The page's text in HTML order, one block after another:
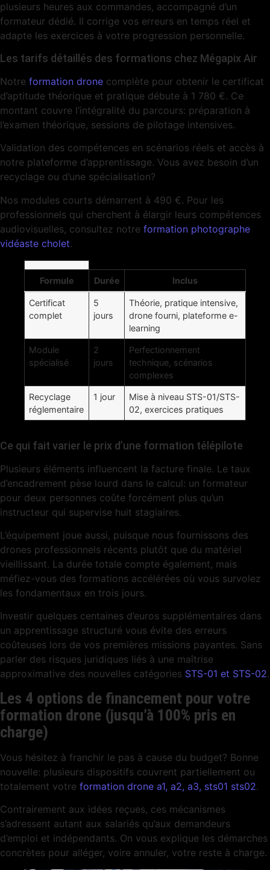
plusieurs heures aux commandes, accompagné d’un
formateur dédié. Il corrige vos erreurs en temps réel et
adapte les exercices à votre progression personnelle.
Les tarifs détaillés des formations chez Mégapix Air
Notre formation drone complète pour obtenir le certificat
d’aptitude théorique et pratique débute à 1 780 €. Ce
montant couvre l’intégralité du parcours: préparation à
l’examen théorique, sessions de pilotage intensives.
Validation des compétences en scénarios réels et accès à
notre plateforme d’apprentissage. Vous avez besoin d’un
recyclage ou d’une spécialisation?
Nos modules courts démarrent à 490 €. Pour les
professionnels qui cherchent à élargir leurs compétences
audiovisuelles, consultez notre formation photographe
vidéaste cholet.
Formule Durée Inclus
Certificat
complet
5
jours
Théorie, pratique intensive,
drone fourni, plateforme e-
learning
Module
spécialisé
2
jours
Perfectionnement
technique, scénarios
complexes
Recyclage
réglementaire
1 jour
Mise à niveau STS-01/STS-
02, exercices pratiques
Ce qui fait varier le prix d’une formation télépilote
Plusieurs éléments influencent la facture finale. Le taux
d’encadrement pèse lourd dans le calcul: un formateur
pour deux personnes coûte forcément plus qu’un
instructeur qui supervise huit stagiaires.
L’équipement joue aussi, puisque nous fournissons des
drones professionnels récents plutôt que du matériel
vieillissant. La durée totale compte également, mais
méfiez-vous des formations accélérées où vous survolez
les fondamentaux en trois jours.
Investir quelques centaines d’euros supplémentaires dans
un apprentissage structuré vous évite des erreurs
coûteuses lors de vos premières missions payantes. Sans
parler des risques juridiques liés à une maîtrise
approximative des nouvelles catégories STS-01 et STS-02.
Les 4 options de financement pour votre
formation drone (jusqu’à 100% pris en
charge)
Vous hésitez à franchir le pas à cause du budget? Bonne
nouvelle: plusieurs dispositifs couvrent partiellement ou
totalement votre formation drone a1, a2, a3, sts01 sts02.
Contrairement aux idées reçues, ces mécanismes
s’adressent autant aux salariés qu’aux demandeurs
d’emploi et indépendants. On vous explique les démarches
concrètes pour alléger, voire annuler, votre reste à charge.